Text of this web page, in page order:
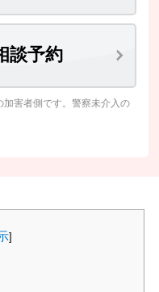
談予約
害者側です。警察未介入の
]